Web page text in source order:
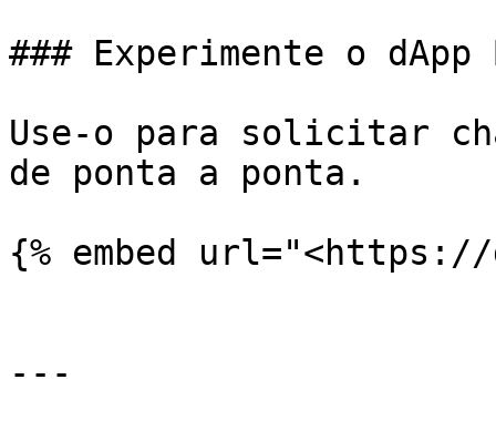
### Experimente o
Use-o para solicitar
de ponta a ponta.
{% embed
---